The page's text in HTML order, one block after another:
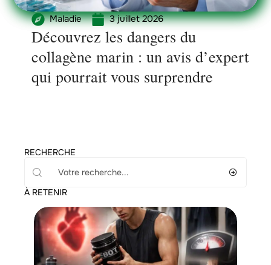
Maladie 3 juillet 2026
Découvrez les dangers du
collagène marin : un avis d’expert
qui pourrait vous surprendre
RECHERCHE
À RETENIR